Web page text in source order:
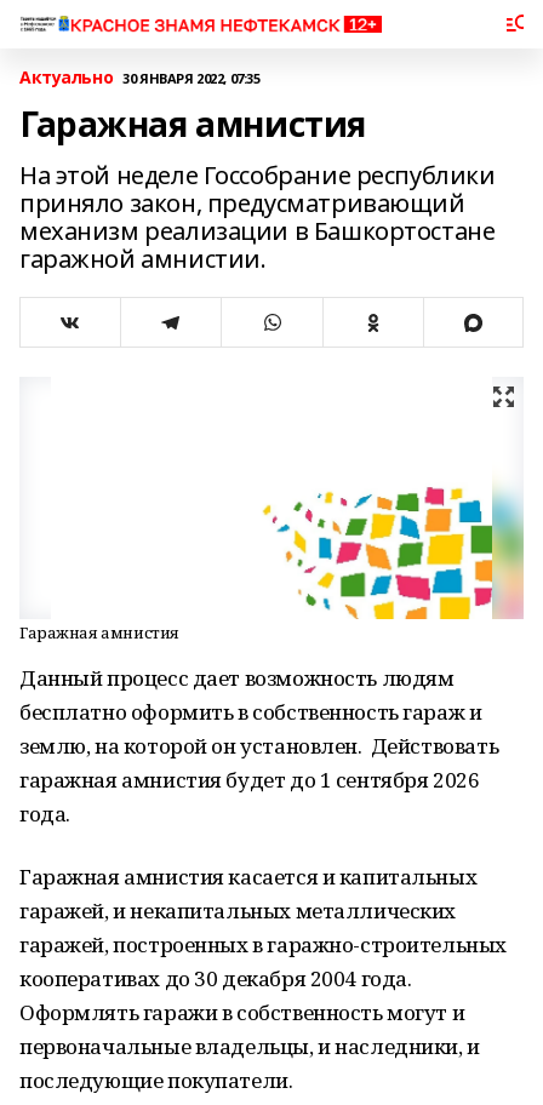
Актуально 30 ЯНВАРЯ 2022, 07:35
Гаражная амнистия
На этой неделе Госсобрание республики
приняло закон, предусматривающий
механизм реализации в Башкортостане
гаражной амнистии.
Гаражная амнистия
Данный процесс дает возможность людям
бесплатно оформить в собственность гараж и
землю, на которой он установлен. Действовать
гаражная амнистия будет до 1 сентября 2026
года.
Гаражная амнистия касается и капитальных
гаражей, и некапитальных металлических
гаражей, построенных в гаражно-строительных
кооперативах до 30 декабря 2004 года.
Оформлять гаражи в собственность могут и
первоначальные владельцы, и наследники, и
последующие покупатели.